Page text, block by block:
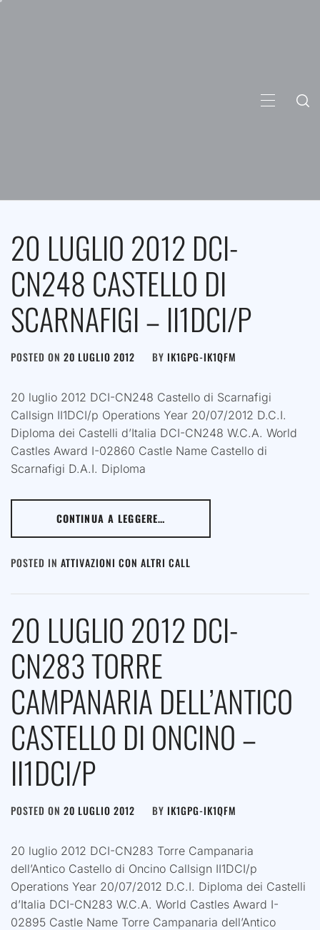
PRIMARY
20 LUGLIO 2012 DCI-
CN248 CASTELLO DI
SCARNAFIGI – II1DCI/P
POSTED ON 20 LUGLIO 2012 BY IK1GPG-IK1QFM
20 luglio 2012 DCI-CN248 Castello di Scarnafigi
Callsign II1DCI/p Operations Year 20/07/2012 D.C.I.
Diploma dei Castelli d’Italia DCI-CN248 W.C.A. World
Castles Award I-02860 Castle Name Castello di
Scarnafigi D.A.I. Diploma
CONTINUA A LEGGERE…
POSTED IN ATTIVAZIONI CON ALTRI CALL
20 LUGLIO 2012 DCI-
CN283 TORRE
CAMPANARIA DELL’ANTICO
CASTELLO DI ONCINO –
II1DCI/P
POSTED ON 20 LUGLIO 2012 BY IK1GPG-IK1QFM
20 luglio 2012 DCI-CN283 Torre Campanaria
dell’Antico Castello di Oncino Callsign II1DCI/p
Operations Year 20/07/2012 D.C.I. Diploma dei Castelli
d’Italia DCI-CN283 W.C.A. World Castles Award I-
02895 Castle Name Torre Campanaria dell’Antico